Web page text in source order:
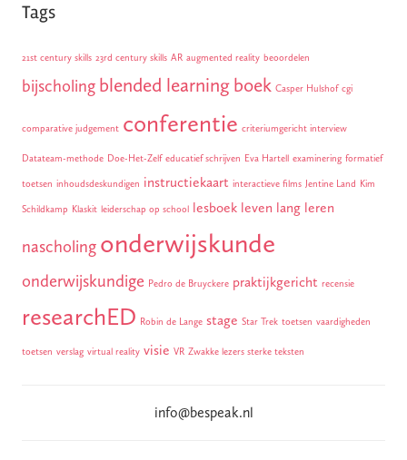
Tags
21st century skills 23rd century skills AR augmented reality beoordelen
bijscholing blended learningboek Casper Hulshof cgi
comparative judgement conferentie criteriumgericht interview
Datateam-methode Doe-Het-Zelf educatief schrijven Eva Hartell examinering formatief
toetsen inhoudsdeskundigen instructiekaart interactieve films Jentine Land Kim
Schildkamp Klaskit leiderschap op school lesboek leven lang leren
nascholing onderwijskunde
onderwijskundige Pedro de Bruyckere praktijkgericht recensie
researchED Robin de Lange stage Star Trek toetsen vaardigheden
toetsen verslag virtual reality visie VR Zwakke lezers sterke teksten
info@bespeak.nl